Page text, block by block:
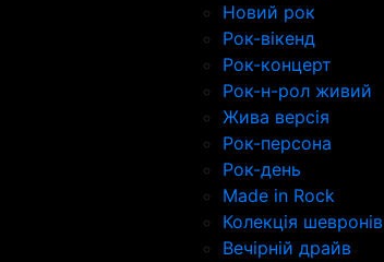
Новий рок
Рок-вікенд
Рок-концерт
Рок-н-рол живий
Жива версія
Рок-персона
Рок-день
Made in Rock
Колекція шевронів
Вечірній драйв